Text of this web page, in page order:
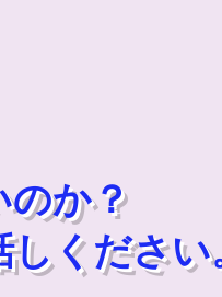
か？
ください